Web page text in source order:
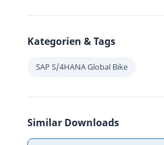
Kategorien & Tags
SAP S/4HANA Global Bike
Similar Downloads